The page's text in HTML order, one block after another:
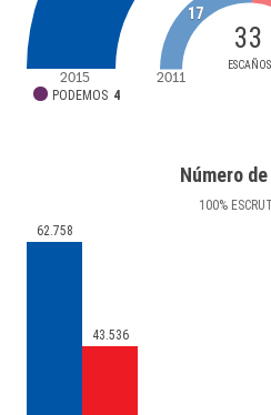
33
ESCAÑOS
PODEMOS 4
17
2015 2011
Número
100%
62.758
43.536